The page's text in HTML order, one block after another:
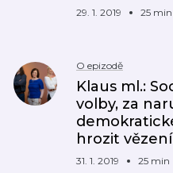
29. 1. 2019 25 min
O epizodě
Klaus ml.:
volby, za
hrozit vězení
31. 1. 2019 25 min